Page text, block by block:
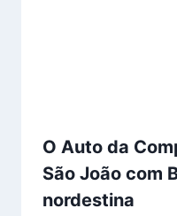
O Auto da
São João com
nordestina